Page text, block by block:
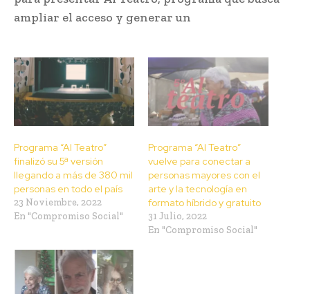
ampliar el acceso y generar un
Programa “Al Teatro”
finalizó su 5ª versión
llegando a más de 380 mil
personas en todo el país
23 Noviembre, 2022
En "Compromiso Social"
Programa “Al Teatro”
vuelve para conectar a
personas mayores con el
arte y la tecnología en
formato híbrido y gratuito
31 Julio, 2022
En "Compromiso Social"